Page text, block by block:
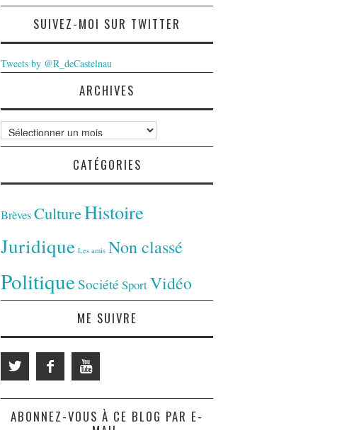
SUIVEZ-MOI SUR TWITTER
Tweets by @R_deCastelnau
ARCHIVES
Archives
CATÉGORIES
BrèvesCultureHistoire
Juridique Les amis Non classé
PolitiqueSociété SportVidéo
ME SUIVRE
ABONNEZ-VOUS À CE BLOG PAR E-